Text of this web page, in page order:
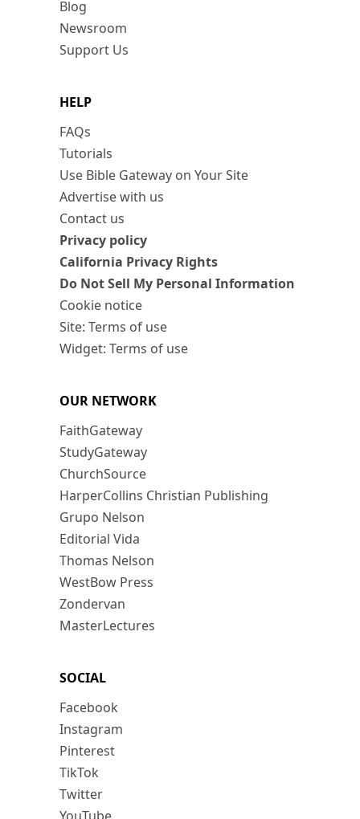
Blog
Newsroom
Support Us
HELP
FAQs
Tutorials
Use Bible Gateway on Your Site
Advertise with us
Contact us
Privacy policy
California Privacy Rights
Do Not Sell My Personal Information
Cookie notice
Site: Terms of use
Widget: Terms of use
OUR NETWORK
FaithGateway
StudyGateway
ChurchSource
HarperCollins Christian Publishing
Grupo Nelson
Editorial Vida
Thomas Nelson
WestBow Press
Zondervan
MasterLectures
SOCIAL
Facebook
Instagram
Pinterest
TikTok
Twitter